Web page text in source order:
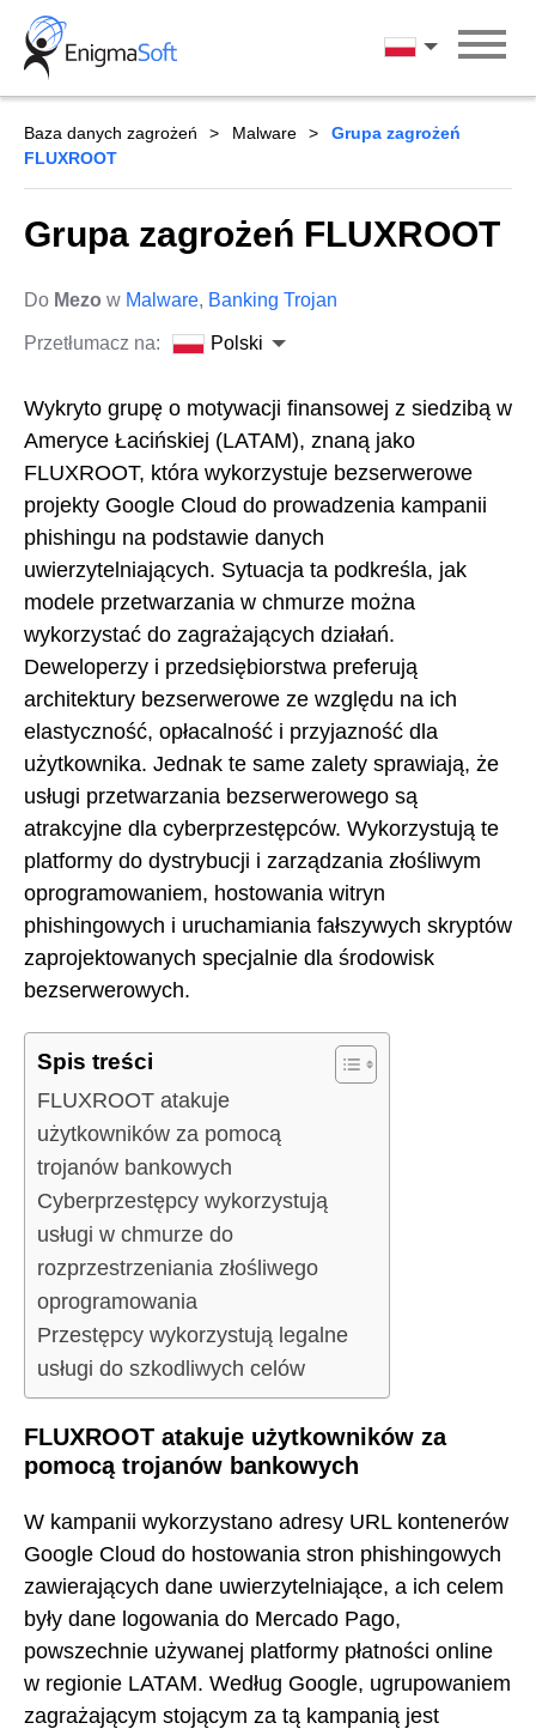
Skip
content
Polski
Baza danych zagrożeń Malware
Grupa zagrożeń
FLUXROOT
Grupa zagrożeń FLUXROOT
Do Mezo w Malware, Banking Trojan
Przetłumacz na: Polski
Wykryto grupę o motywacji finansowej z siedzibą w
Ameryce Łacińskiej (LATAM), znaną jako
FLUXROOT, która wykorzystuje bezserwerowe
projekty Google Cloud do prowadzenia kampanii
phishingu na podstawie danych
uwierzytelniających. Sytuacja ta podkreśla, jak
modele przetwarzania w chmurze można
wykorzystać do zagrażających działań.
Deweloperzy i przedsiębiorstwa preferują
architektury bezserwerowe ze względu na ich
elastyczność, opłacalność i przyjazność dla
użytkownika. Jednak te same zalety sprawiają, że
usługi przetwarzania bezserwerowego są
atrakcyjne dla cyberprzestępców. Wykorzystują te
platformy do dystrybucji i zarządzania złośliwym
oprogramowaniem, hostowania witryn
phishingowych i uruchamiania fałszywych skryptów
zaprojektowanych specjalnie dla środowisk
bezserwerowych.
Spis treści
FLUXROOT atakuje
użytkowników za pomocą
trojanów bankowych
Cyberprzestępcy wykorzystują
usługi w chmurze do
rozprzestrzeniania złośliwego
oprogramowania
Przestępcy wykorzystują legalne
usługi do szkodliwych celów
FLUXROOT atakuje użytkowników za
pomocą trojanów bankowych
W kampanii wykorzystano adresy URL kontenerów
Google Cloud do hostowania stron phishingowych
zawierających dane uwierzytelniające, a ich celem
były dane logowania do Mercado Pago,
powszechnie używanej platformy płatności online
w regionie LATAM. Według Google, ugrupowaniem
zagrażającym stojącym za tą kampanią jest